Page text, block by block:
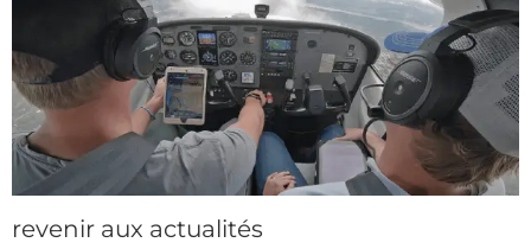
revenir aux actualités